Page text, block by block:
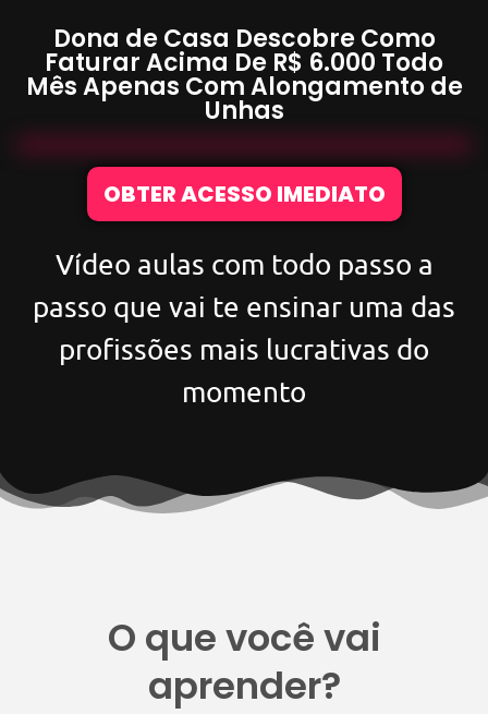
Dona de Casa Descobre Como
Faturar Acima De R$ 6.000 Todo
Mês Apenas ComAlongamento de
Unhas
OBTER ACESSO IMEDIATO
Vídeo aulas com todo passo a
passo que vai te ensinar uma das
profissões mais lucrativas do
momento
O que você vai
aprender?